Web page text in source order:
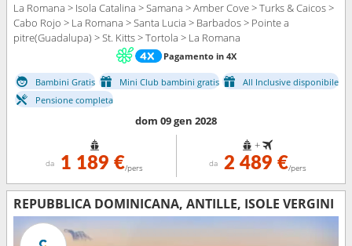
La Romana > Isola Catalina > Samana > Amber Cove > Turks & Caicos >
Cabo Rojo > La Romana > Santa Lucia > Barbados > Pointe a
pitre(Guadalupa) > St. Kitts > Tortola > La Romana
Pagamento in 4X
Bambini Gratis Mini Club bambini gratis
All Inclusive disponibile
Pensione completa
dom 09 gen 2028
da 1 189 €/pers
+
da 2 489 €/pers
REPUBBLICA DOMINICANA, ANTILLE, ISOLE VERGINI